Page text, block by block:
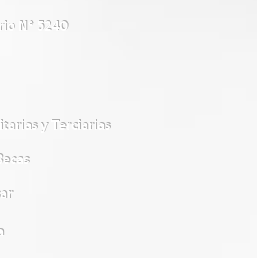
Nº 5240
y Terciarias